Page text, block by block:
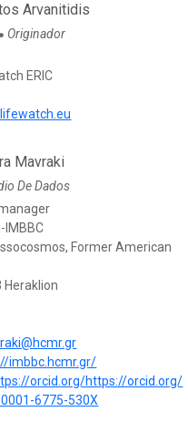
Arvanitidis
● Originador
ERIC
Mavraki
De Dados
IMBBC
Former American
Heraklion
imbbc.hcmr.gr/
orcid.org/https://orcid.org/
6775-530X